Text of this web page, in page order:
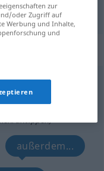
antippen)
außerdem...
zur
oder Zugriff auf
Werbung und Inhalte,
und